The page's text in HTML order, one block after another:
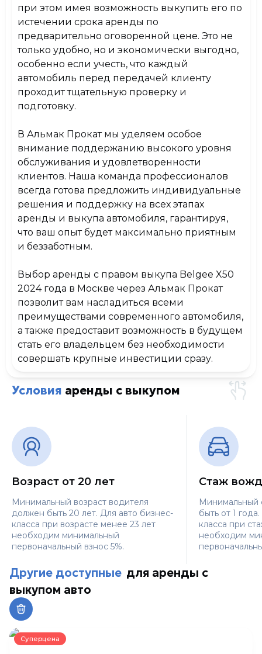
Тонировка
Датчик дождя и света Нет
Складной задний ряд сидений
Подлокотники
при этом имея возможность выкупить его по
истечении срока аренды по
предварительно оговоренной цене. Это не
только удобно, но и экономически выгодно,
особенно если учесть, что каждый
автомобиль перед передачей клиенту
проходит тщательную проверку и
подготовку.
В Альмак Прокат мы уделяем особое
внимание поддержанию высокого уровня
обслуживания и удовлетворенности
клиентов. Наша команда профессионалов
всегда готова предложить индивидуальные
решения и поддержку на всех этапах
аренды и выкупа автомобиля, гарантируя,
что ваш опыт будет максимально приятным
и беззаботным.
Выбор аренды с правом выкупа Belgee X50
2024 года в Москве через Альмак Прокат
позволит вам насладиться всеми
преимуществами современного автомобиля,
а также предоставит возможность в будущем
стать его владельцем без необходимости
совершать крупные инвестиции сразу.
Условия аренды с выкупом
Возраст от 20 лет
Минимальный возраст водителя
должен быть 20 лет. Для авто бизнес-
класса при возрасте менее 23 лет
необходим минимальный
первоначальный взнос 5%.
Стаж
Минимальный
быть от 1
класса при
необходим
Другие доступные для аренды с
выкупом авто
Суперцена